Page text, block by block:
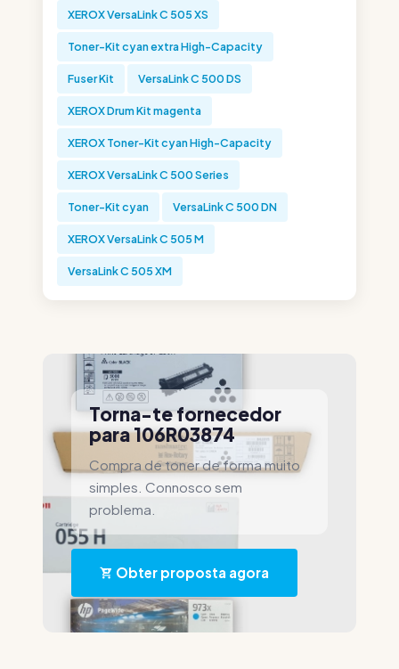
XEROX VersaLink C 505 XS
Toner-Kit cyan extra High-Capacity
Fuser Kit VersaLink C 500 DS
XEROX Drum Kit magenta
XEROX Toner-Kit cyan High-Capacity
XEROX VersaLink C 500 Series
Toner-Kit cyan VersaLink C 500 DN
XEROX VersaLink C 505 M
VersaLink C 505 XM
Torna-te fornecedor
para 106R03874
Compra de toner de forma muito
simples. Connosco sem
problema.
Obter proposta agora